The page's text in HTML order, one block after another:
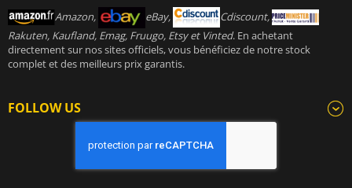
Amazon,
eBay,
Cdiscount,
Rakuten, Kaufland, Emag, Fruugo, Etsy et Vinted. En achetant
directement sur nos sites officiels, vous bénéficiez de notre stock
complet et des meilleurs prix garantis.
FOLLOW US